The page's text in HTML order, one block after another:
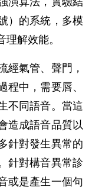
）的系統，多模
解效能。
經氣管、聲門，
程中，需要唇、
不同語音。當這
造成語音品質以
針對發生異常的
針對構音異常診
或是產生一個句